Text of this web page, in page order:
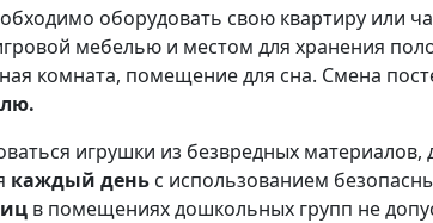
оборудовать свою квартиру или
мебелью и местом для хранения
комната, помещение для сна. Смена
игрушки из безвредных
каждый день с использованием
в помещениях дошкольных групп не